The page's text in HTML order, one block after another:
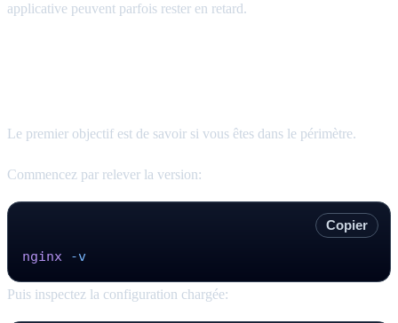
applicative peuvent parfois rester en retard.
Le premier objectif est de savoir si vous êtes dans le périmètre.
Commencez par relever la version:
nginx -v
Copier
Puis inspectez la configuration chargée: